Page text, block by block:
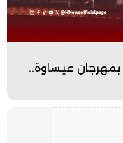
بمهرجان عيساوة..